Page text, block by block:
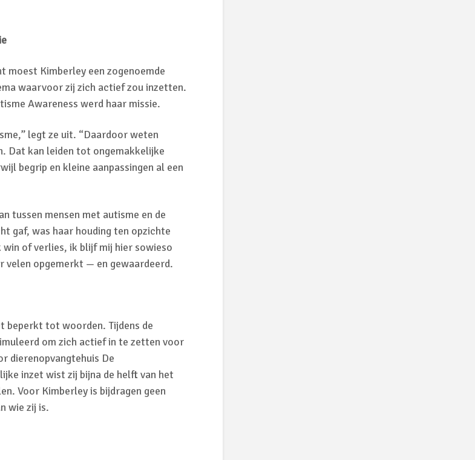
moest Kimberley een zogenoemde
waarvoor zij zich actief zou inzetten.
Awareness werd haar missie.
legt ze uit. “Daardoor weten
Dat kan leiden tot ongemakkelijke
begrip en kleine aanpassingen al een
tussen mensen met autisme en de
gaf, was haar houding ten opzichte
win of verlies, ik blijf mij hier sowieso
velen opgemerkt — en gewaardeerd.
beperkt tot woorden. Tijdens de
om zich actief in te zetten voor
dierenopvangtehuis De
inzet wist zij bijna de helft van het
Voor Kimberley is bijdragen geen
wie zij is.